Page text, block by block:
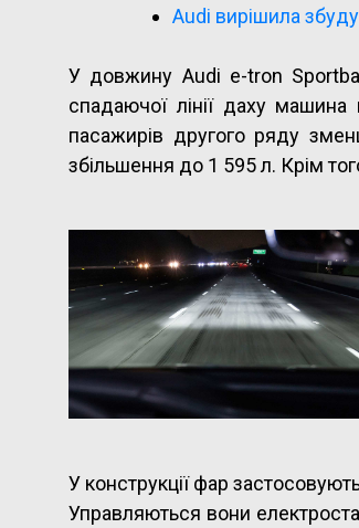
Audi вирішила
У довжину Audi e-tron
спадаючої лінії даху
пасажирів другого ряду
збільшення до 1 595 л. Крім
У конструкції фар
Управляються вони